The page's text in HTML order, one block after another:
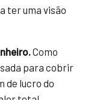
ter uma visão
Como
para cobrir
de lucro do